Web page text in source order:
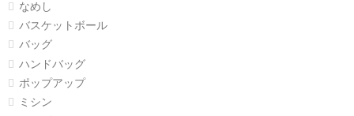
なめし
バスケットボール
バッグ
ハンドバッグ
ポップアップ
ミシン